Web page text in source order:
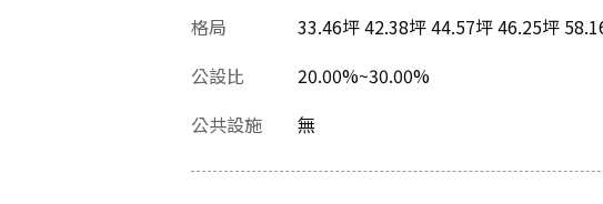
格局
33.46坪 42.38坪 44.57坪 46.25坪
公設比
20.00%~30.00%
公共設施 無